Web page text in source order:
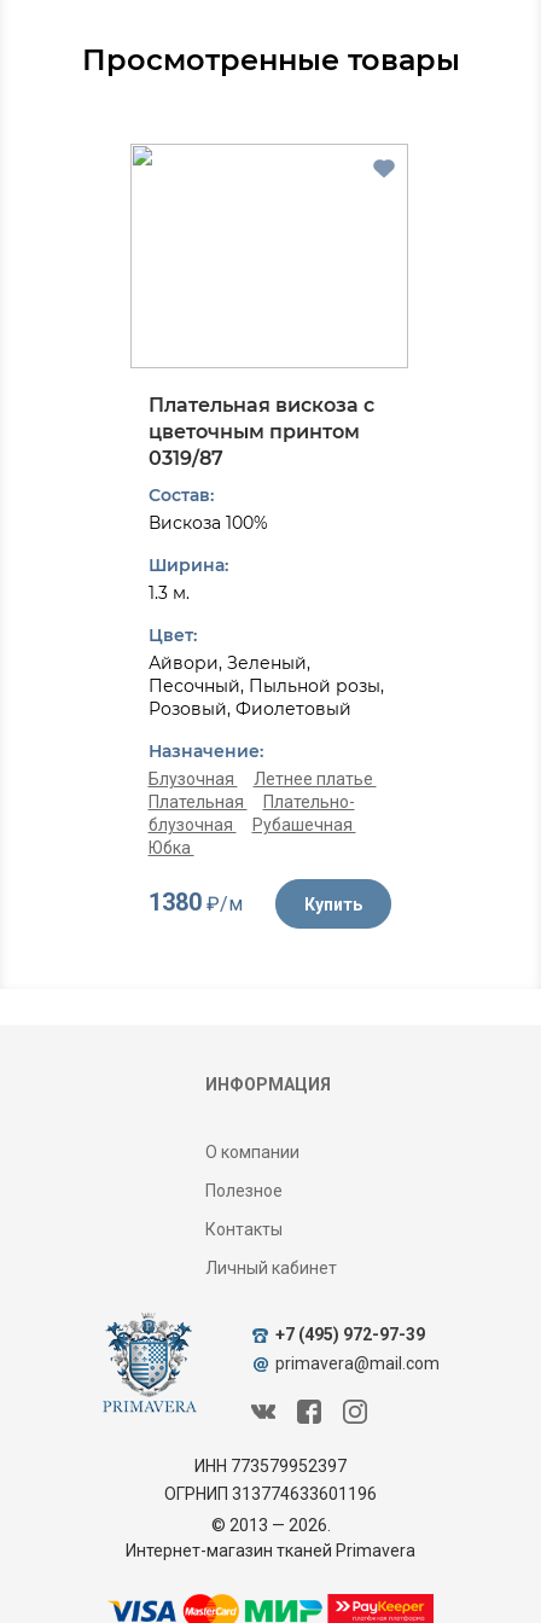
Просмотренные товары
Плательная вискоза с
цветочным принтом
0319/87
Состав:
Вискоза 100%
Ширина:
1.3 м.
Цвет:
Айвори, Зеленый,
Песочный, Пыльной розы,
Розовый, Фиолетовый
Назначение:
Блузочная
Летнее платье
Плательная
Плательно-
блузочная
Рубашечная
Юбка
1380₽/м Купить
ИНФОРМАЦИЯ
О компании
Полезное
Контакты
Личный кабинет
ИНН 773579952397
ОГРНИП 313774633601196
© 2013 — 2026.
Интернет-магазин тканей Primavera
+7 (495) 972-97-39
primavera@mail.com